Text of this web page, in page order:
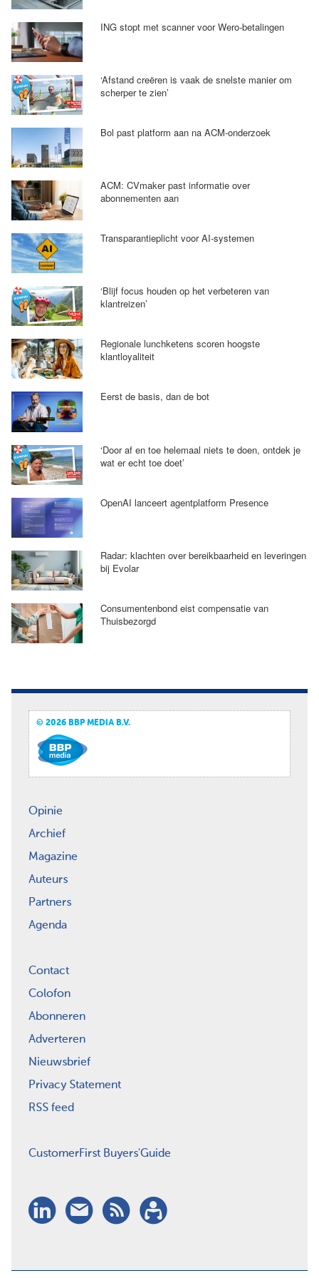
ING stopt met scanner voor Wero-betalingen
‘Afstand creëren is vaak de snelste manier om
scherper te zien’
Bol past platform aan na ACM-onderzoek
ACM: CVmaker past informatie over
abonnementen aan
Transparantieplicht voor AI-systemen
‘Blijf focus houden op het verbeteren van
klantreizen’
Regionale lunchketens scoren hoogste
klantloyaliteit
Eerst de basis, dan de bot
‘Door af en toe helemaal niets te doen, ontdek je
wat er echt toe doet’
OpenAI lanceert agentplatform Presence
Radar: klachten over bereikbaarheid en leveringen
bij Evolar
Consumentenbond eist compensatie van
Thuisbezorgd
© 2026 BBP MEDIA B.V.
Opinie
Archief
Magazine
Auteurs
Partners
Agenda
Contact
Colofon
Abonneren
Adverteren
Nieuwsbrief
Privacy Statement
RSS feed
CustomerFirst Buyers'Guide
LinkedIn
Nieuwsbrief
RSSAbonneren